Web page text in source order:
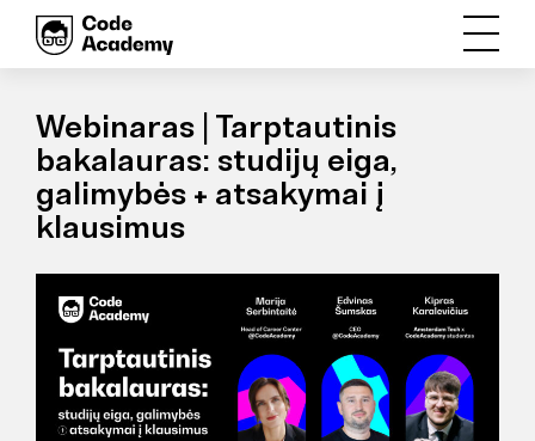
Webinaras | Tarptautinis
bakalauras: studijų eiga,
galimybės + atsakymai į
klausimus